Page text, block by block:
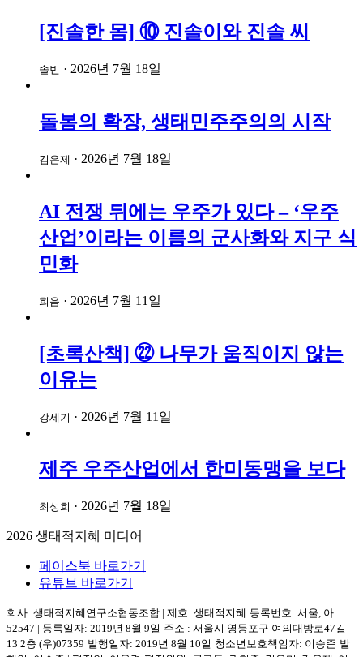
[진솔한 몸] ⑩ 진솔이와 진솔 씨
솔빈 · 2026년 7월 18일
돌봄의 확장, 생태민주주의의 시작
김은제 · 2026년 7월 18일
AI 전쟁 뒤에는 우주가 있다 – ‘우주
산업’이라는 이름의 군사화와 지구 식
민화
희음 · 2026년 7월 11일
[초록산책] ㉒ 나무가 움직이지 않는
이유는
강세기 · 2026년 7월 11일
제주 우주산업에서 한미동맹을 보다
최성희 · 2026년 7월 18일
2026 생태적지혜 미디어
페이스북 바로가기
유튜브 바로가기
회사: 생태적지혜연구소협동조합 | 제호: 생태적지혜 등록번호: 서울, 아
52547 | 등록일자: 2019년 8월 9일 주소 : 서울시 영등포구 여의대방로47길
13 2층 (우)07359 발행일자: 2019년 8월 10일 청소년보호책임자: 이승준 발